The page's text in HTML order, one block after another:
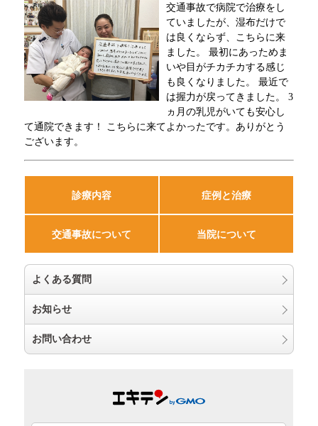
交通事故で病院で治療をし
ていましたが、湿布だけで
は良くならず、こちらに来
ました。 最初にあっためま
いや目がチカチカする感じ
も良くなりました。 最近で
は握力が戻ってきました。 3
ヵ月の乳児がいても安心し
て通院できます！ こちらに来てよかったです。ありがとう
ございます。
診療内容 症例と治療
交通事故について 当院について
よくある質問
お知らせ
お問い合わせ